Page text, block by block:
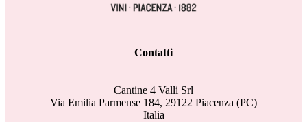
Contatti
Cantine 4 Valli Srl
Via Emilia Parmense 184, 29122 Piacenza (PC)
Italia